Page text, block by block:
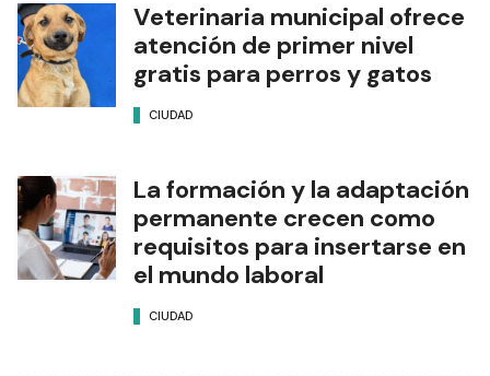
Veterinaria municipal ofrece
atención de primer nivel
gratis para perros y gatos
CIUDAD
La formación y la adaptación
permanente crecen como
requisitos para insertarse en
el mundo laboral
CIUDAD